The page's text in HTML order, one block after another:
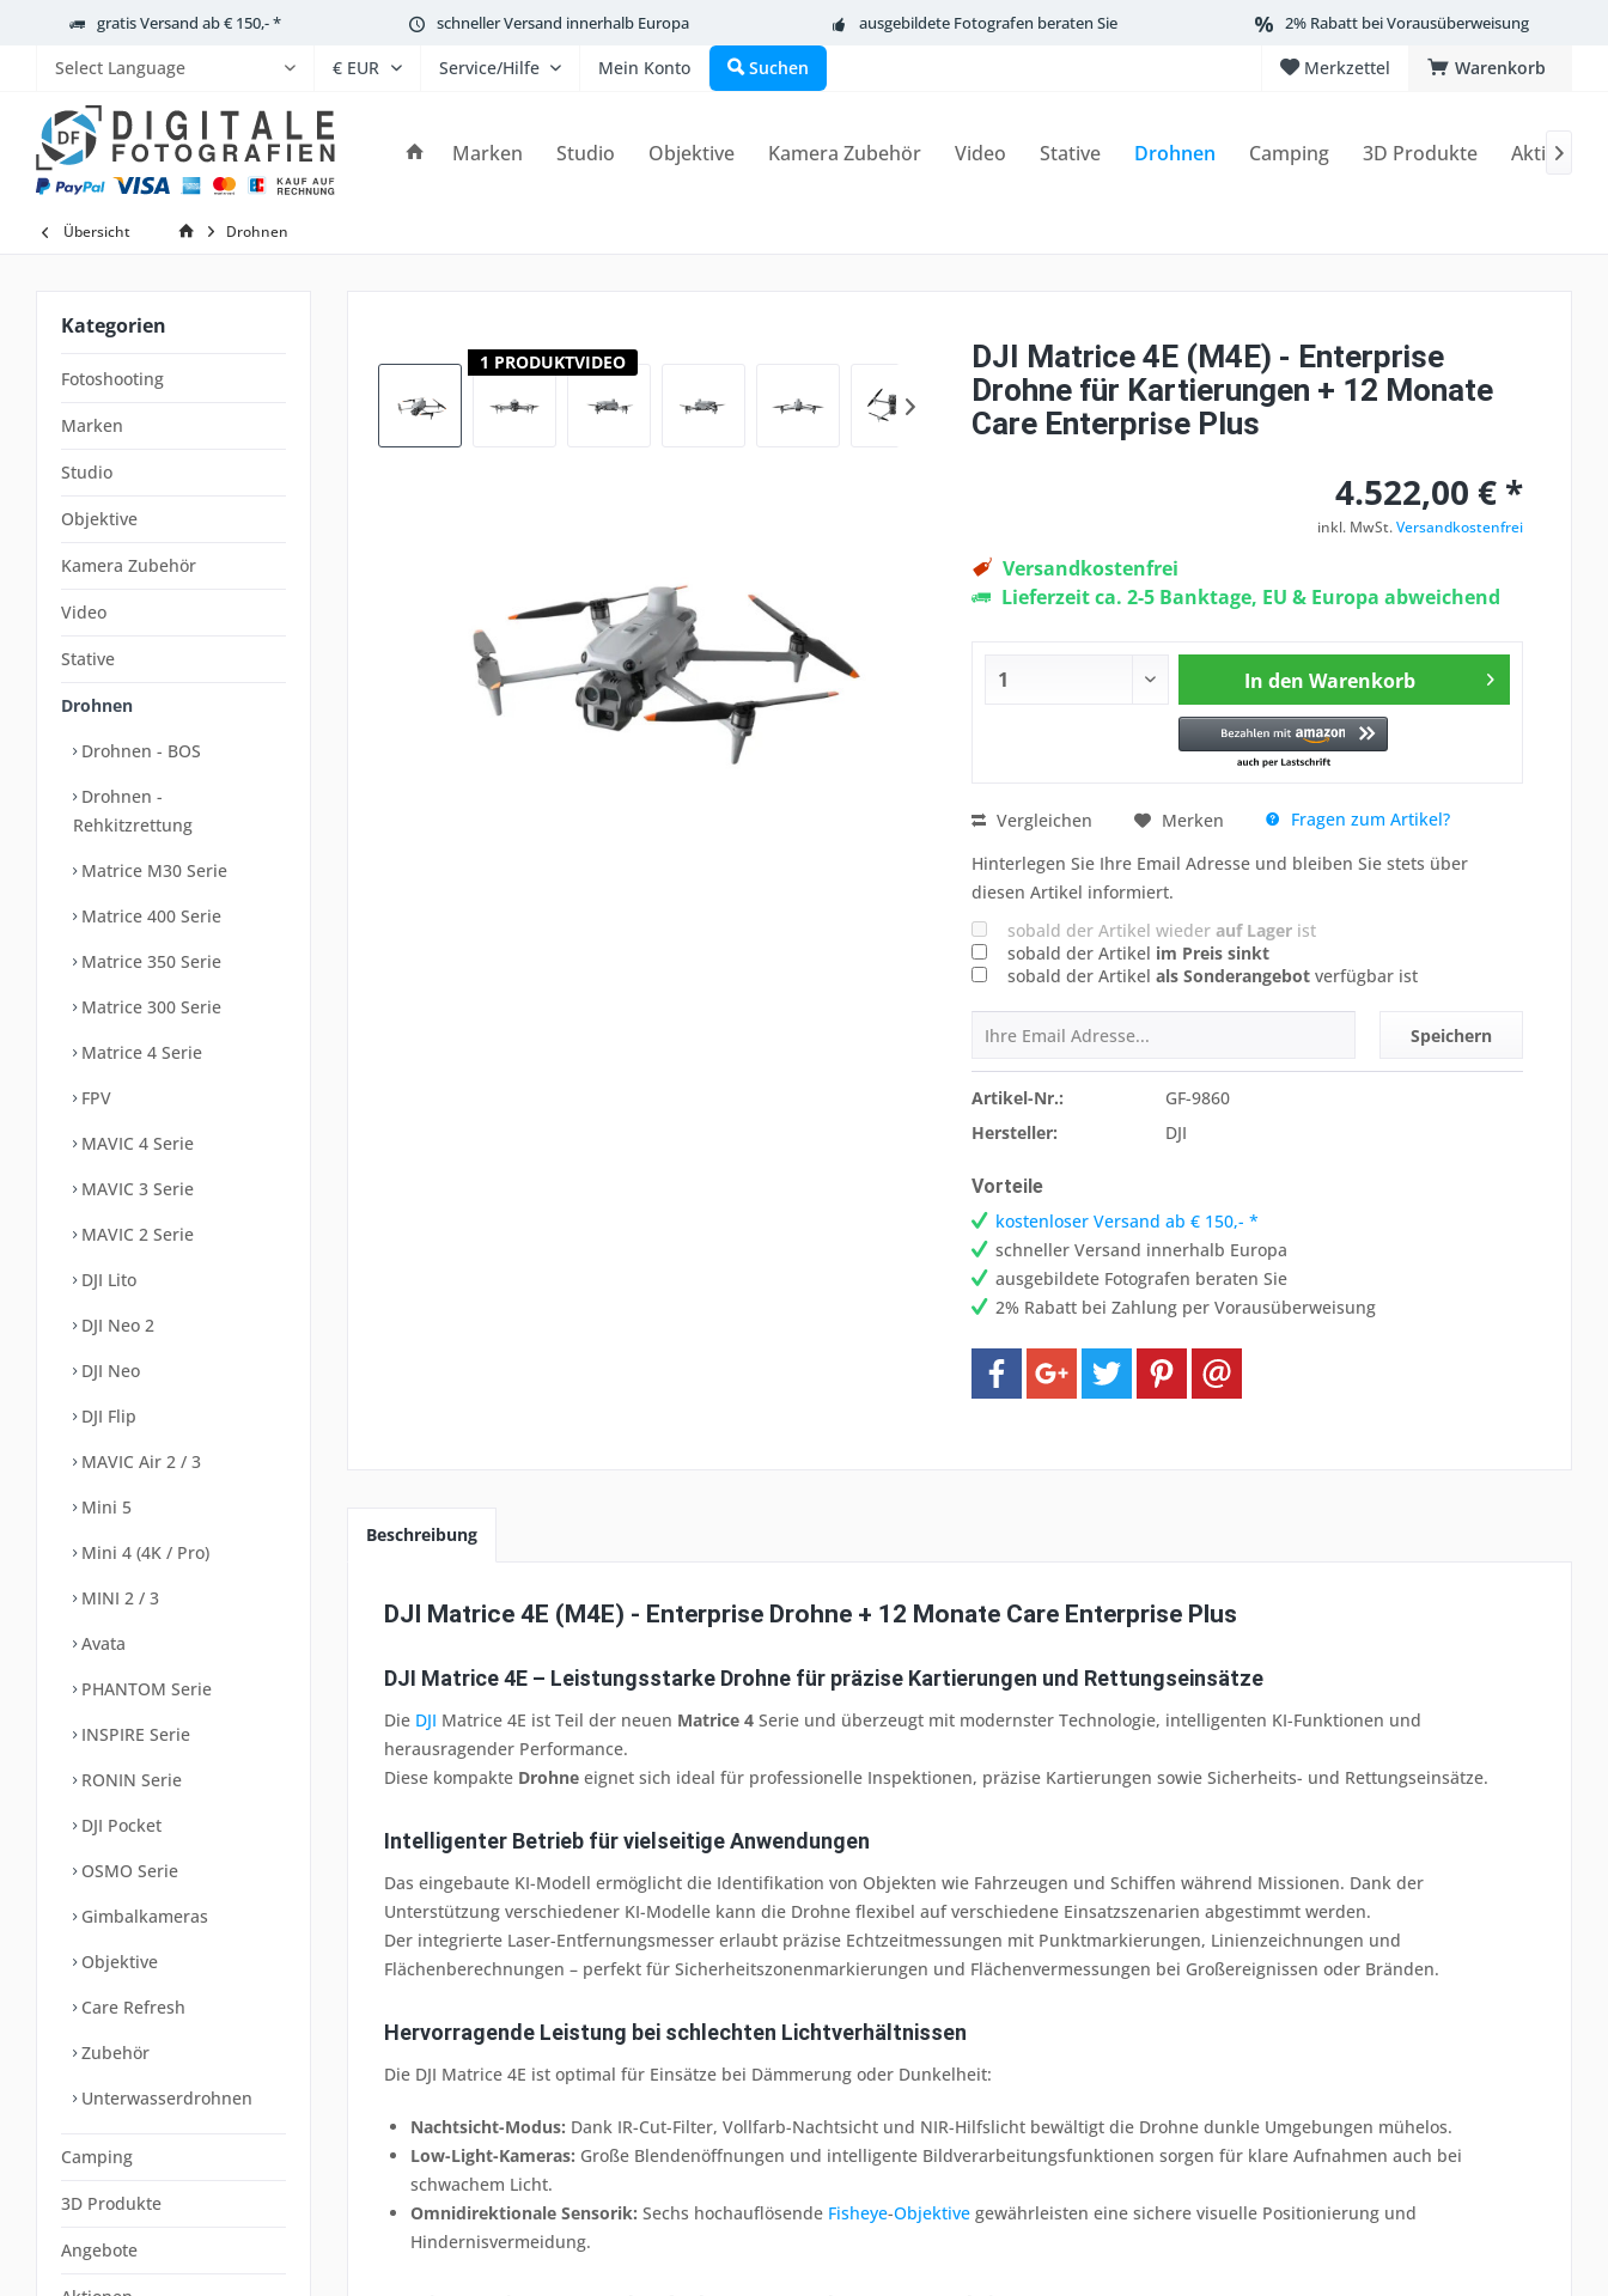
gratis Versand ab € 150,- * schneller Versand innerhalb Europa ausgebildete Fotografen beraten Sie 2% Rabatt bei Vorausüberweisung
Powered by
Warenkorb
Merkzettel
Service/Hilfe Mein Konto Suchen
Marken Studio Objektive Kamera Zubehör Video Stative Drohnen Camping 3D Produkte Aktionen

Übersicht Drohnen
Kategorien
Fotoshooting
Marken
Studio
Objektive
Kamera Zubehör
Video
Stative
Drohnen
Drohnen - BOS
Drohnen -
Rehkitzrettung
Matrice M30 Serie
Matrice 400 Serie
Matrice 350 Serie
Matrice 300 Serie
Matrice 4 Serie
FPV
MAVIC 4 Serie
MAVIC 3 Serie
MAVIC 2 Serie
DJI Lito
DJI Neo 2
DJI Neo
DJI Flip
MAVIC Air 2 / 3
Mini 5
Mini 4 (4K / Pro)
MINI 2 / 3
Avata
PHANTOM Serie
INSPIRE Serie
RONIN Serie
DJI Pocket
OSMO Serie
Gimbalkameras
Objektive
Care Refresh
Zubehör
Unterwasserdrohnen
Camping
3D Produkte
Angebote
1 PRODUKTVIDEO
DJI Matrice 4E (M4E) - Enterprise
Drohne für Kartierungen + 12 Monate
Care Enterprise Plus
4.522,00 € *
inkl. MwSt.Versandkostenfrei
Versandkostenfrei
Lieferzeit ca. 2-5 Banktage, EU & Europa abweichend
In den Warenkorb
Vergleichen Merken
Fragen zum Artikel?
Hinterlegen Sie Ihre Email Adresse und bleiben Sie stets über
diesen Artikel informiert.
sobald der Artikel wieder auf Lagerist
sobald der Artikel im Preis sinkt
sobald der Artikel als Sonderangebotverfügbar ist
Speichern
Artikel-Nr.:
GF-9860
Hersteller:
DJI
Vorteile
kostenloser Versand ab € 150,- *
schneller Versand innerhalb Europa
ausgebildete Fotografen beraten Sie
2% Rabatt bei Zahlung per Vorausüberweisung
Beschreibung
DJI Matrice 4E (M4E) - Enterprise Drohne + 12 Monate Care Enterprise Plus
DJI Matrice 4E – Leistungsstarke Drohne für präzise Kartierungen und Rettungseinsätze
Die DJI Matrice 4E ist Teil der neuen Matrice 4 Serie und überzeugt mit modernster Technologie, intelligenten KI-Funktionen und
herausragender Performance.
Diese kompakte Drohne eignet sich ideal für professionelle Inspektionen, präzise Kartierungen sowie Sicherheits- und Rettungseinsätze.
Intelligenter Betrieb für vielseitige Anwendungen
Das eingebaute KI-Modell ermöglicht die Identifikation von Objekten wie Fahrzeugen und Schiffen während Missionen. Dank der
Unterstützung verschiedener KI-Modelle kann die Drohne flexibel auf verschiedene Einsatzszenarien abgestimmt werden.
Der integrierte Laser-Entfernungsmesser erlaubt präzise Echtzeitmessungen mit Punktmarkierungen, Linienzeichnungen und
Flächenberechnungen – perfekt für Sicherheitszonenmarkierungen und Flächenvermessungen bei Großereignissen oder Bränden.
Hervorragende Leistung bei schlechten Lichtverhältnissen
Die DJI Matrice 4E ist optimal für Einsätze bei Dämmerung oder Dunkelheit:
Nachtsicht-Modus: Dank IR-Cut-Filter, Vollfarb-Nachtsicht und NIR-Hilfslicht bewältigt die Drohne dunkle Umgebungen mühelos.
Low-Light-Kameras: Große Blendenöffnungen und intelligente Bildverarbeitungsfunktionen sorgen für klare Aufnahmen auch bei
schwachem Licht.
Omnidirektionale Sensorik: Sechs hochauflösende Fisheye-Objektive gewährleisten eine sichere visuelle Positionierung und
Hindernisvermeidung.